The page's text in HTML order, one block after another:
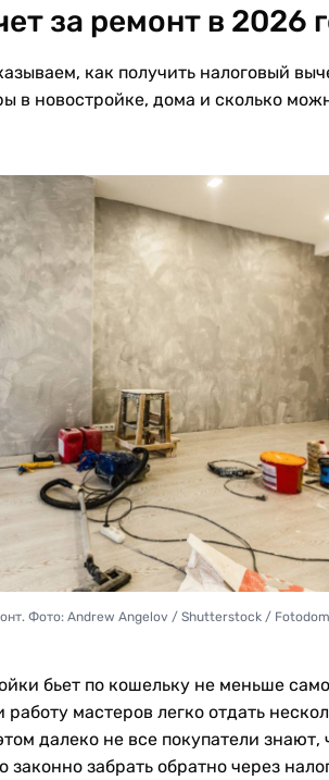
за ремонт в 2026
как получить налоговый
в новостройке, дома и сколько
Фото: Andrew Angelov / Shutterstock / Fotodom
бьет по кошельку не меньше
мастеров легко отдать
далеко не все покупатели знают,
законно забрать обратно через